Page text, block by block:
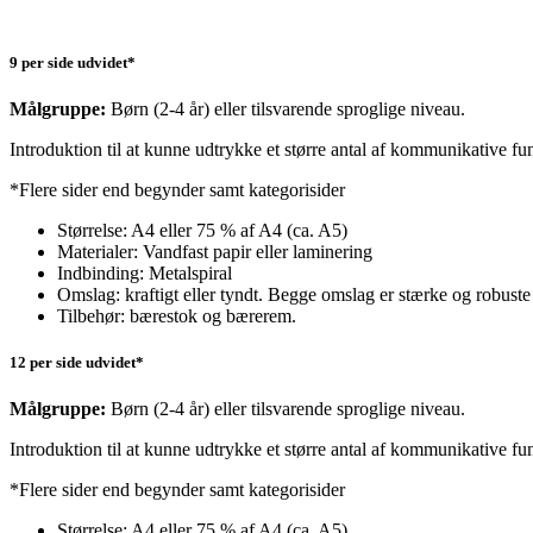
9 per side udvidet*
Målgruppe: Børn (2-4 år) eller tilsvarende sproglige niveau.
Introduktion til at kunne udtrykke et større antal af kommunikative
*Flere sider end begynder samt kategorisider
Størrelse: A4 eller 75 % af A4 (ca. A5)
Materialer: Vandfast papir eller laminering
Indbinding: Metalspiral
Omslag: kraftigt eller tyndt. Begge omslag er stærke og robuste
Tilbehør: bærestok og bærerem.
12 per side udvidet*
Målgruppe: Børn (2-4 år) eller tilsvarende sproglige niveau.
Introduktion til at kunne udtrykke et større antal af kommunikative
*Flere sider end begynder samt kategorisider